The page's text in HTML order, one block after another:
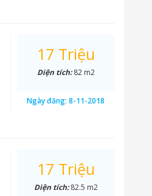
17 Triệu
Diện tích:82 m2
Ngày đăng:8-11-2018
17 Triệu
Diện tích:82.5 m2